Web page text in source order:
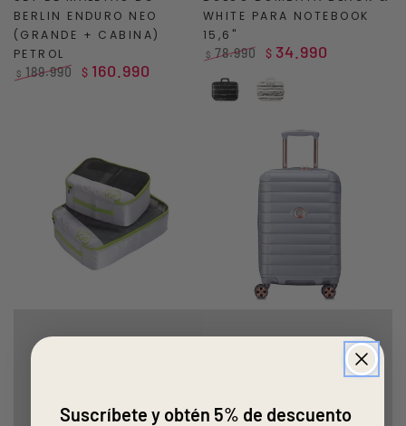
BERLIN ENDURO NEO
(GRANDE + CABINA)
PETROL
$ 189.990
$ 160.990
WHITE PARA NOTEBOOK
15,6"
regular
$ 78.990
de
venta
$ 34.990
Black White
Suscríbete y obtén 5% de descuento